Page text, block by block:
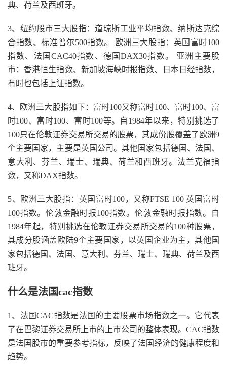
典、荷兰及西班牙。
3、纽约股市三大股指：道琼斯工业平均指数、纳斯达克综
合指数、标准普尔500指数。 欧洲三大股指：英国富时100
指数、法国CAC40指数、德国DAX30指数。 亚洲主要股
市：香港恒生指数、新加坡海峡时报指数、日本日经指数，
有时也包括上证指数。
4、欧洲三大股指如下：富时100又称富时100、富时100、富
时100、富时100、富时100等。自1984年以来，特别挑选了
100只在伦敦证券交易所交易的股票，其成份股覆盖了欧洲9
个主要国家，主要是英国公司。其他国家包括德国、法国、
意大利、芬兰、瑞士、瑞典、荷兰和西班牙。法兰克福指
数，又称DAX指数。
5、欧洲三大股指：英国富时100，又称FTSE 100 英国富时
100指数。伦敦金融时报100指数。伦敦金融时报指数。自
1984年起，特别挑选在伦敦证券交易所交易的100种股票，
其成分股涵盖欧陆9个主要国家，以英国企业为主，其他国
家包括德国、法国、意大利、芬兰、瑞士、瑞典、荷兰及西
班牙。
什么是法国cac指数
1、法国CAC指数是法国的主要股票市场指数之一。它代表
了在巴黎证券交易所上市的上市公司的整体表现。CAC指数
是法国股市的重要参考指标，反映了法国经济的健康程度和
趋势。